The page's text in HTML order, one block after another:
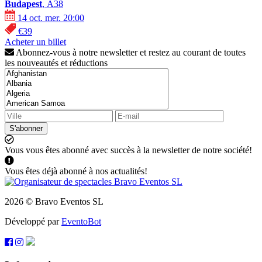
Budapest, A38
14 oct. mer. 20:00
€39
Acheter un billet
Abonnez-vous à notre newsletter et restez au courant de toutes
les nouveautés et réductions
S'abonner
Vous vous êtes abonné avec succès à la newsletter de notre société!
Vous êtes déjà abonné à nos actualités!
2026 © Bravo Eventos SL
Développé parEventoBot